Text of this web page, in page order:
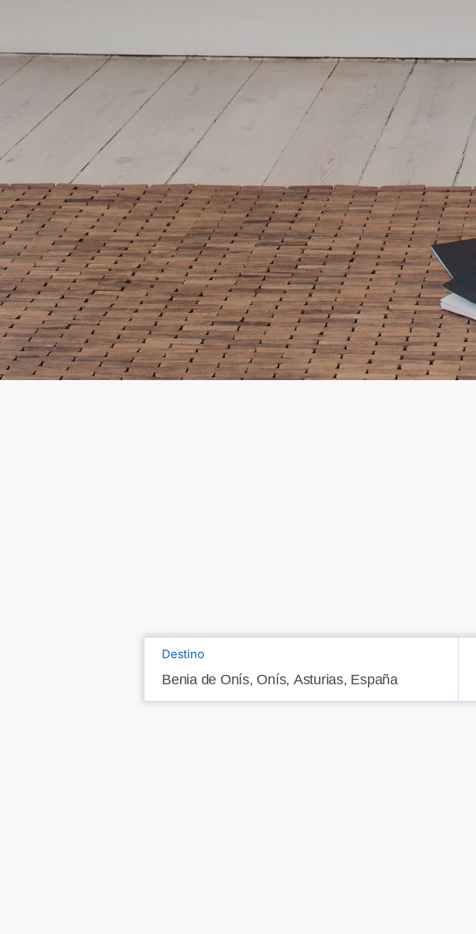
Destino